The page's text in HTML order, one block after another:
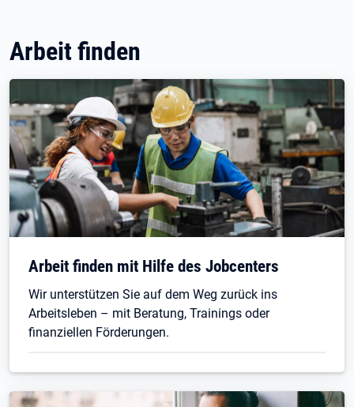
Arbeit finden
Arbeit finden mit Hilfe des Jobcenters
Wir unterstützen Sie auf dem Weg zurück ins
Arbeitsleben – mit Beratung, Trainings oder
finanziellen Förderungen.